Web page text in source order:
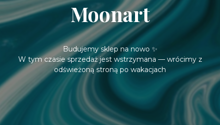
Moonart
Budujemy sklep na nowo ✨
W tym czasie sprzedaż jest wstrzymana — wrócimy z
odświeżoną stroną po wakacjach